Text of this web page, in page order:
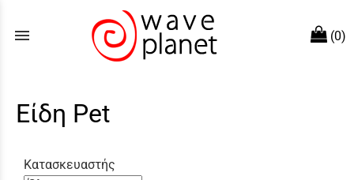
menu (0)
Είδη Pet
Κατασκευαστής